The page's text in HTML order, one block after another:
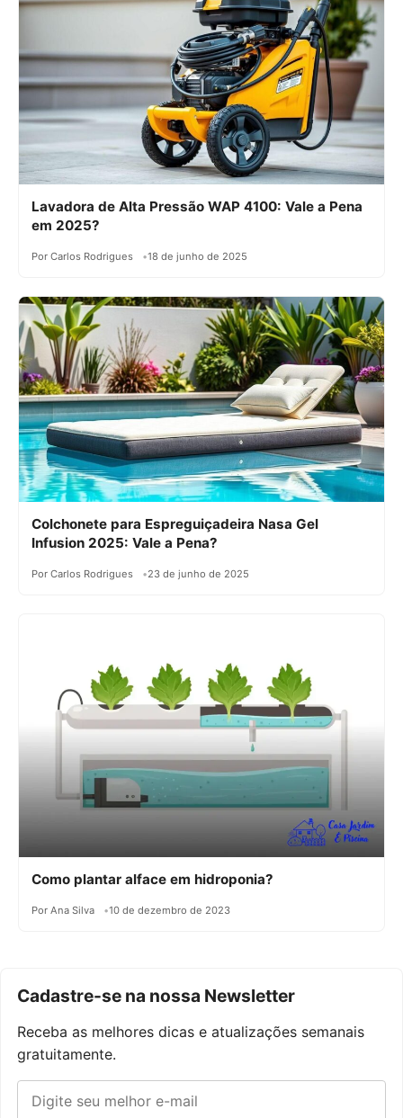
Lavadora de Alta Pressão WAP 4100: Vale a Pena
em 2025?
Por Carlos Rodrigues 18 de junho de 2025
Colchonete para Espreguiçadeira Nasa Gel
Infusion 2025: Vale a Pena?
Por Carlos Rodrigues 23 de junho de 2025
Como plantar alface em hidroponia?
Por Ana Silva 10 de dezembro de 2023
Cadastre-se na nossa Newsletter
Receba as melhores dicas e atualizações semanais
gratuitamente.